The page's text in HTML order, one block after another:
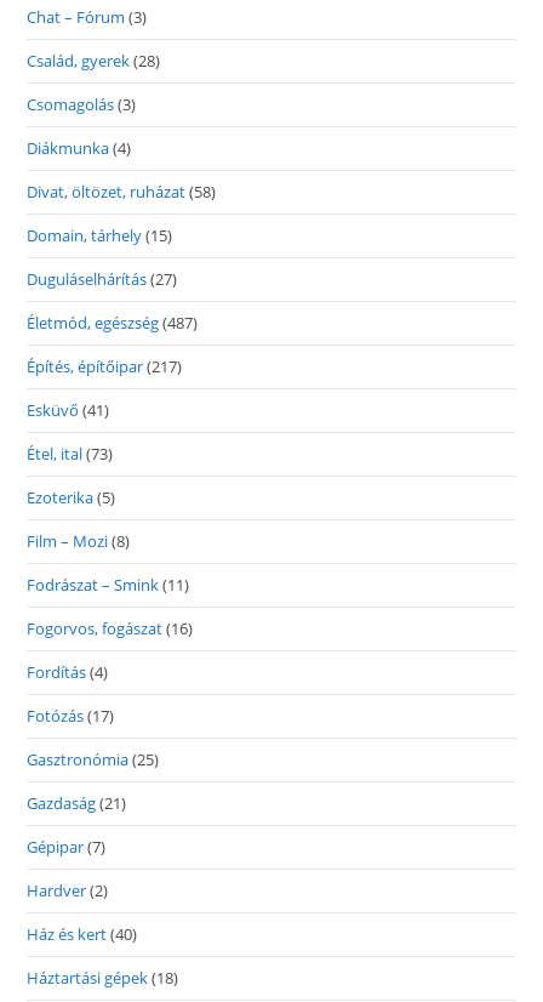
Chat – Fórum (3)
Család, gyerek(28)
Csomagolás(3)
Diákmunka(4)
Divat, öltözet, ruházat(58)
Domain, tárhely(15)
Duguláselhárítás(27)
Életmód, egészség(487)
Építés, építőipar(217)
Esküvő (41)
Étel, ital(73)
Ezoterika(5)
Film – Mozi(8)
Fodrászat – Smink(11)
Fogorvos, fogászat(16)
Fordítás(4)
Fotózás(17)
Gasztronómia(25)
Gazdaság(21)
Gépipar(7)
Hardver(2)
Ház és kert(40)
Háztartási gépek(18)